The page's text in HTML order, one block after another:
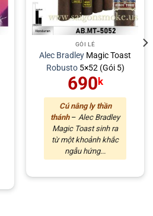
GÓI LẺ
Alec Bradley Magic Toast
Robusto5×52 (Gói 5)
690 k
Cú nâng ly thần
thánh– Alec Bradley
Magic Toast sinh ra
từ một khoảnh khắc
ngẫu hứng...